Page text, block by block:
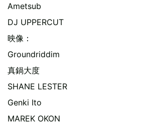
Ametsub
DJ UPPERCUT
映像：
Groundriddim
真鍋大度
SHANE LESTER
Genki Ito
MAREK OKON